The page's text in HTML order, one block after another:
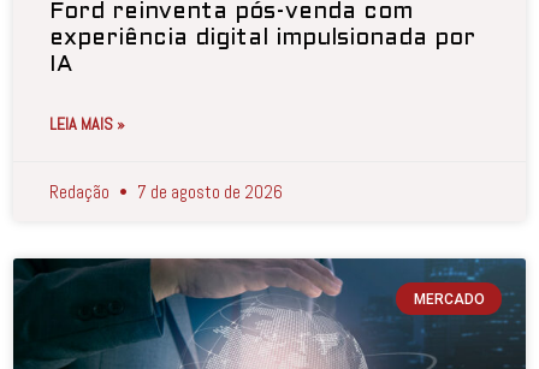
Ford reinventa pós-venda com
experiência digital impulsionada por
IA
LEIA MAIS »
Redação 7 de agosto de 2026
MERCADO